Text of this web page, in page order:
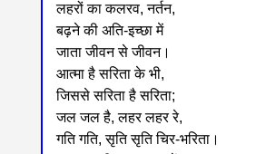
लहरों का कलरव, नर्तन,
बढ़ने की अति-इच्छा में
जाता जीवन से जीवन।
आत्मा है सरिता के भी,
जिससे सरिता है सरिता;
जल जल है, लहर लहर रे,
गति गति, सृति सृति चिर-भरिता।